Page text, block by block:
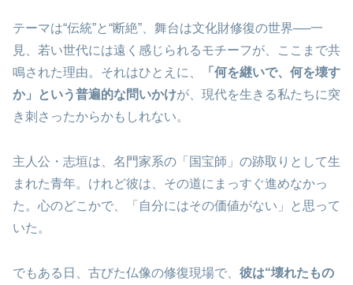
テーマは“伝統”と“断絶”、舞台は文化財修復の世界──一
見、若い世代には遠く感じられるモチーフが、ここまで共
鳴された理由。それはひとえに、
「何を継いで、何を壊す
か」という普遍的な問いかけが、現代を生きる私たちに突
き刺さったからかもしれない。
主人公・志垣は、名門家系の「国宝師」の跡取りとして生
まれた青年。けれど彼は、その道にまっすぐ進めなかっ
た。心のどこかで、「自分にはその価値がない」と思って
いた。
でもある日、古びた仏像の修復現場で、 彼は“壊れたもの